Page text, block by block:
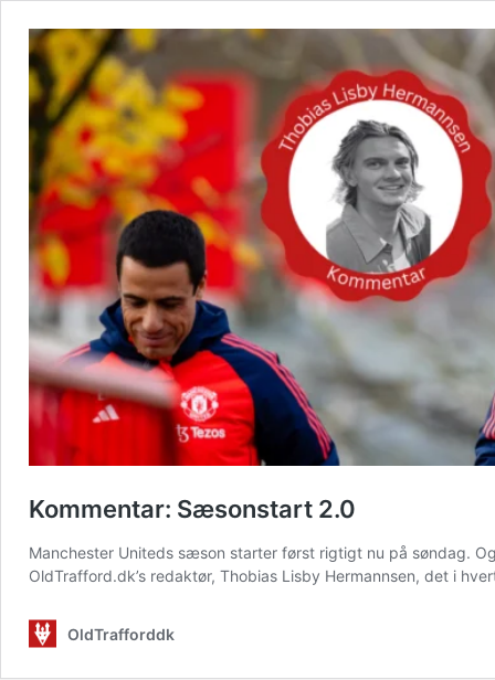
Kommentar: Sæsonstart 2.0
Manchester Uniteds sæson starter først rigtigt nu på søndag.
OldTrafford.dk’s redaktør, Thobias Lisby Hermannsen, det i
OldTrafforddk